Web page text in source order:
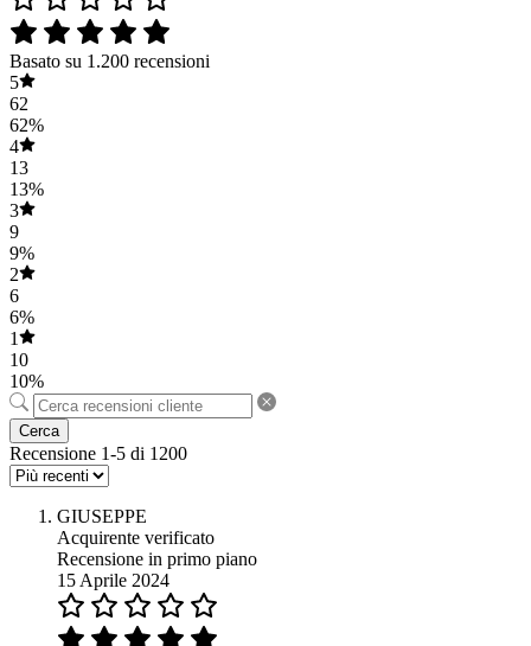
Basato su 1.200 recensioni
5
62
62%
4
13
13%
3
9
9%
2
6
6%
1
10
10%
Cerca
Recensione 1-5 di 1200
GIUSEPPE
Acquirente verificato
Recensione in primo piano
15 Aprile 2024